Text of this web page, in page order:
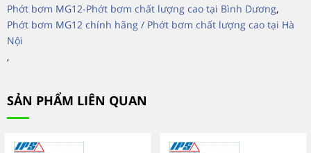
Phớt bơm MG12-Phớt bơm chất lượng cao tại Bình Dương,
Phớt bơm MG12 chính hãng / Phớt bơm chất lượng cao tại Hà
Nội
,
SẢN PHẨM LIÊN QUAN